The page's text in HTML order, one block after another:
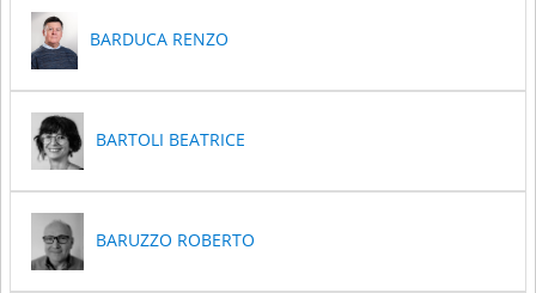
BARDUCA RENZO
BARTOLI BEATRICE
BARUZZO ROBERTO